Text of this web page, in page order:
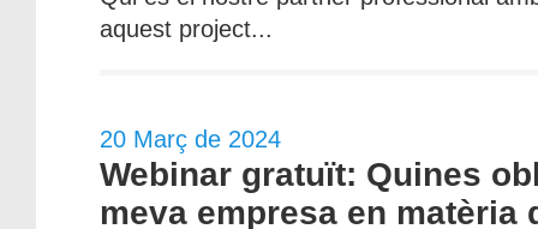
aquest project...
20 Març de 2024
Webinar gratuït: Quines
meva empresa en matèria